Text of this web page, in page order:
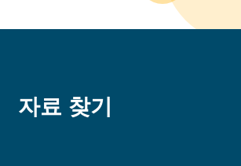
자료 찾기